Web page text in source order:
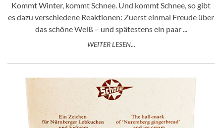
Kommt Winter, kommt Schnee. Und kommt Schnee, so gibt
es dazu verschiedene Reaktionen: Zuerst einmal Freude über
das schöne Weiß – und spätestens ein paar ...
WEITER LESEN...